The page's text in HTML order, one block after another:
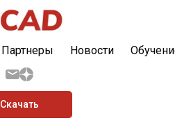
Партнеры Новости
Скачать